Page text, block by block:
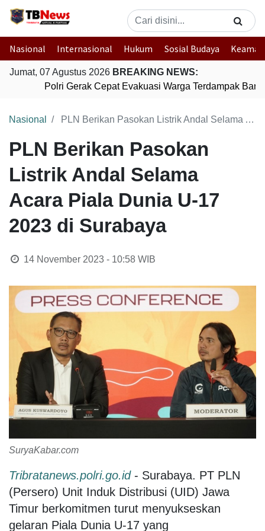
Nasional Internasional Hukum Sosial Budaya
Jumat, 07 Agustus 2026 BREAKING NEWS:
Polri Gerak Cepat Evakuasi Warga Terdampak
Nasional PLN Berikan Pasokan Listrik Andal Selama Acara Piala Dunia U-17 2023 di Surabaya
PLN Berikan Pasokan
Listrik Andal Selama
Acara Piala Dunia U-17
2023 di Surabaya
14 November 2023 - 10:58WIB
SuryaKabar.com
Tribratanews.polri.go.id- Surabaya. PT PLN
(Persero) Unit Induk Distribusi (UID) Jawa
Timur berkomitmen turut menyukseskan
gelaran Piala Dunia U-17 yang